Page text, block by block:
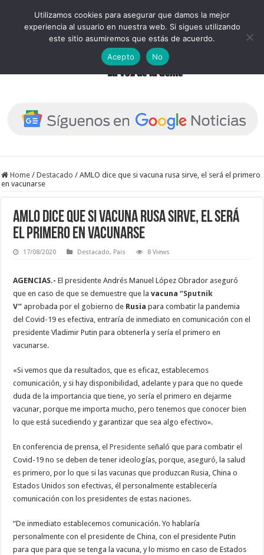
Home / Destacado / AMLO dice que si vacuna rusa sirve, el será el primero
en vacunarse
AMLO dice que si vacuna rusa sirve, el será
el primero en vacunarse
17/08/2020 Destacado, Pais 8 Views
AGENCIAS.- El presidente Andrés Manuel López Obrador aseguró
que en caso de que se demuestre que lavacuna “Sputnik
V” aprobada por el gobierno de Rusia para combatir la pandemia
del Covid-19 es efectiva, entraría de inmediato en comunicación con el
presidente Vladimir Putin para obtenerla y sería el primero en
vacunarse.
«Si vemos que da resultados, que es eficaz, establecemos
comunicación, y si hay disponibilidad, adelante y para que no quede
duda de la importancia que tiene, yo sería el primero en dejarme
vacunar, porque me importa mucho, pero tenemos que conocer bien
lo que está sucediendo y garantizar que sea algo efectivo».
En conferencia de prensa, el Presidente señaló que para combatir el
Covid-19 no se deben de tener ideologías, porque, aseguró, la salud
es primero, por lo que si las vacunas que produzcan Rusia, China o
Estados Unidos son efectivas, él personalmente establecería
comunicación con los presidentes de estas naciones.
“De inmediato establecemos comunicación. Yo hablaría
personalmente con el presidente de China, con el presidente Putin
para que para que se tenga la vacuna, y lo mismo en caso de Estados
Utilizamos cookies para asegurar que damos la mejor
experiencia al usuario en nuestra web. Si sigues utilizando
este sitio asumiremos que estás de acuerdo.
Acepto
No